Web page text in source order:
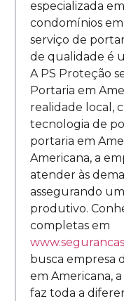
especializada
condomínios
serviço de
de qualidade é
A PS Proteção
Portaria em
realidade local,
tecnologia de
portaria em
Americana, a
atender às
assegurando
produtivo.
completas em
busca empresa
em Americana,
faz toda a